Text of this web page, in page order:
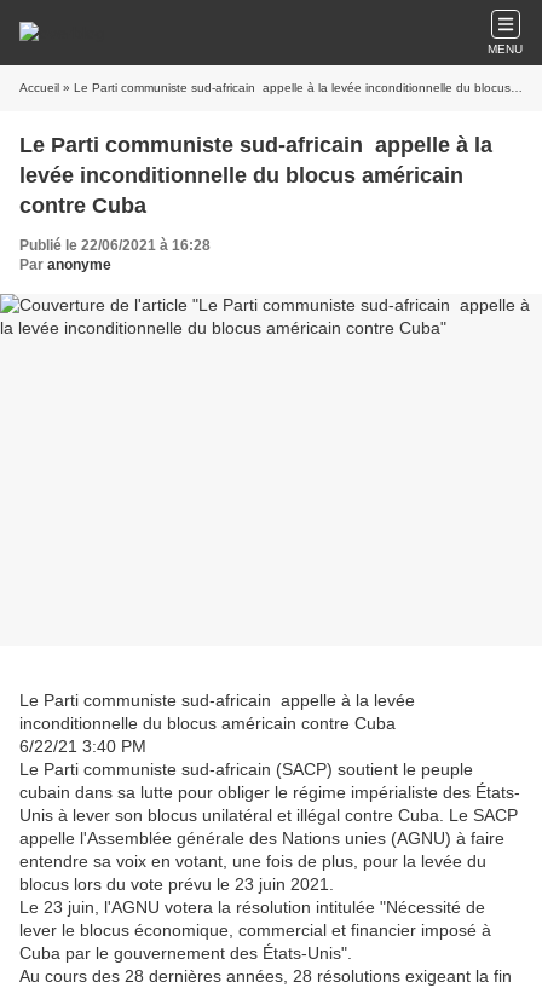
MENU
Accueil » Le Parti communiste sud-africain appelle à la levée inconditionnelle du blocus américain contre Cuba
Le Parti communiste sud-africain appelle à la
levée inconditionnelle du blocus américain
contre Cuba
Publié le 22/06/2021 à 16:28
Par anonyme
Le Parti communiste sud-africain appelle à la levée
inconditionnelle du blocus américain contre Cuba
6/22/21 3:40 PM
Le Parti communiste sud-africain (SACP) soutient le peuple
cubain dans sa lutte pour obliger le régime impérialiste des États-
Unis à lever son blocus unilatéral et illégal contre Cuba. Le SACP
appelle l'Assemblée générale des Nations unies (AGNU) à faire
entendre sa voix en votant, une fois de plus, pour la levée du
blocus lors du vote prévu le 23 juin 2021.
Le 23 juin, l'AGNU votera la résolution intitulée "Nécessité de
lever le blocus économique, commercial et financier imposé à
Cuba par le gouvernement des États-Unis".
Au cours des 28 dernières années, 28 résolutions exigeant la fin